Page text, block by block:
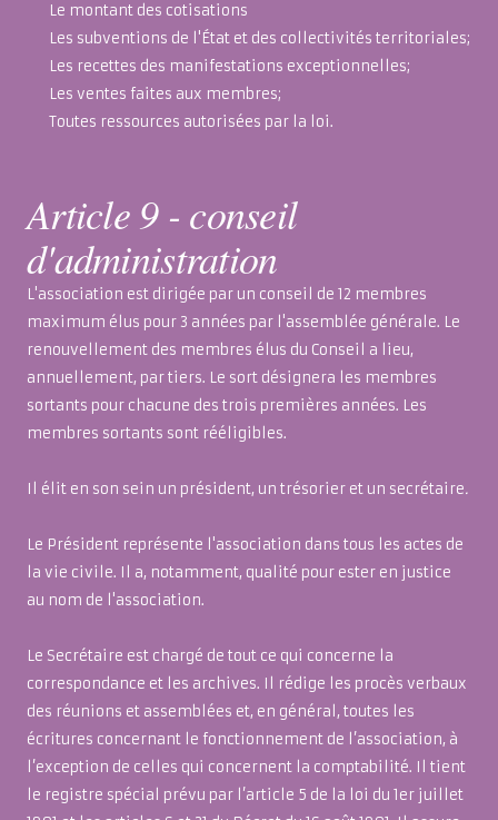
Le montant des cotisations
Les subventions de l'État et des collectivités territoriales;
Les recettes des manifestations exceptionnelles;
Les ventes faites aux membres;
Toutes ressources autorisées par la loi.
Article 9 - conseil
d'administration
L'association est dirigée par un conseil de 12 membres
maximum élus pour 3 années par l'assemblée générale. Le
renouvellement des membres élus du Conseil a lieu,
annuellement, par tiers. Le sort désignera les membres
sortants pour chacune des trois premières années. Les
membres sortants sont rééligibles.
Il élit en son sein un président, un trésorier et un secrétaire.
Le Président représente l'association dans tous les actes de
la vie civile. Il a, notamment, qualité pour ester en justice
au nom de l'association.
Le Secrétaire est chargé de tout ce qui concerne la
correspondance et les archives. Il rédige les procès verbaux
des réunions et assemblées et, en général, toutes les
écritures concernant le fonctionnement de l’association, à
l’exception de celles qui concernent la comptabilité. Il tient
le registre spécial prévu par l’article 5 de la loi du 1er juillet